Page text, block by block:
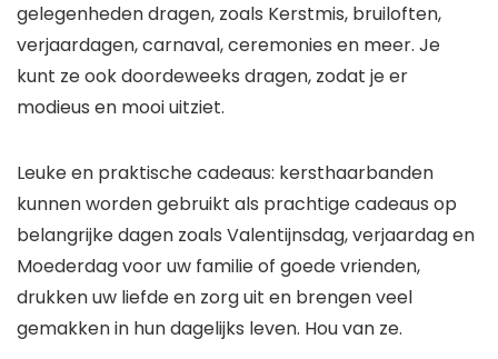
gelegenheden dragen, zoals Kerstmis, bruiloften,
verjaardagen, carnaval, ceremonies en meer. Je
kunt ze ook doordeweeks dragen, zodat je er
modieus en mooi uitziet.
Leuke en praktische cadeaus: kersthaarbanden
kunnen worden gebruikt als prachtige cadeaus op
belangrijke dagen zoals Valentijnsdag, verjaardag en
Moederdag voor uw familie of goede vrienden,
drukken uw liefde en zorg uit en brengen veel
gemakken in hun dagelijks leven. Hou van ze.